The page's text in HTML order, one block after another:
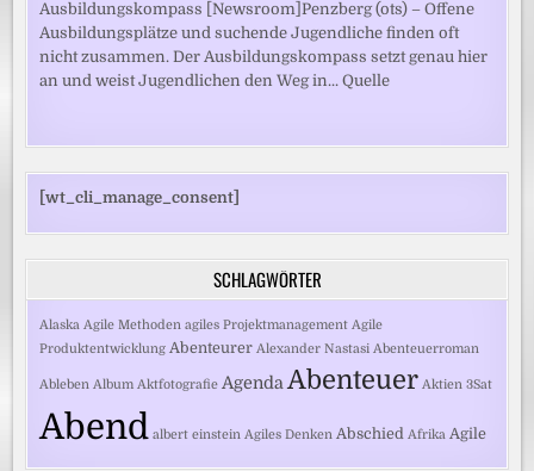
Ausbildungskompass [Newsroom]Penzberg (ots) – Offene
Ausbildungsplätze und suchende Jugendliche finden oft
nicht zusammen. Der Ausbildungskompass setzt genau hier
an und weist Jugendlichen den Weg in... Quelle
[wt_cli_manage_consent]
SCHLAGWÖRTER
Alaska Agile Methoden agiles Projektmanagement Agile
Produktentwicklung Abenteurer Alexander Nastasi Abenteuerroman
Ableben Album Aktfotografie Agenda Abenteuer Aktien 3Sat
Abend albert einstein Agiles Denken Abschied Afrika Agile